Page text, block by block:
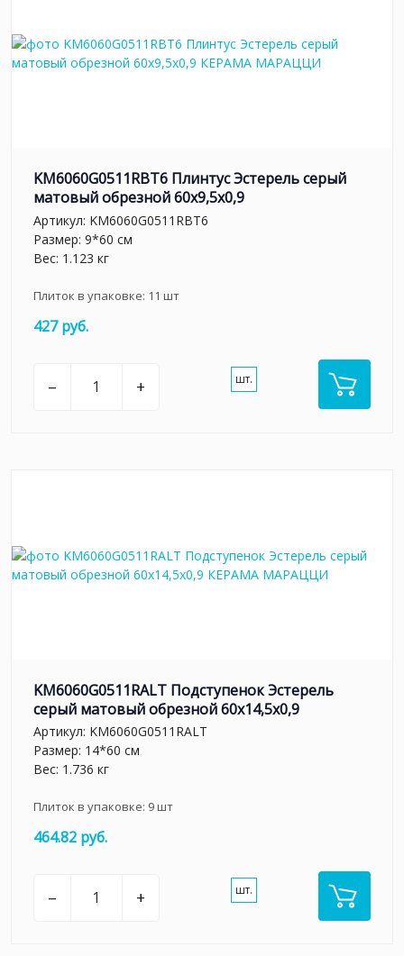
KM6060G0511RBT6 Плинтус Эстерель серый
матовый обрезной 60x9,5x0,9
Артикул: KM6060G0511RBT6
Размер: 9*60 см
Вес: 1.123 кг
Плиток в упаковке: 11 шт
427 руб.
– + шт.
KM6060G0511RALT Подступенок Эстерель
серый матовый обрезной 60x14,5x0,9
Артикул: KM6060G0511RALT
Размер: 14*60 см
Вес: 1.736 кг
Плиток в упаковке: 9шт
464.82 руб.
– + шт.